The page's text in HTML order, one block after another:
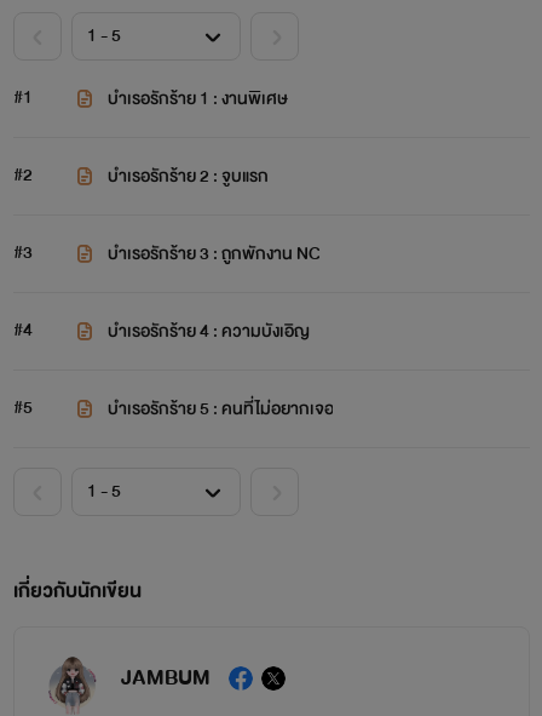
#1 บำเรอรักร้าย 1 : งานพิเศษ
#2 บำเรอรักร้าย 2 : จูบแรก
#3 บำเรอรักร้าย 3 : ถูกพักงาน NC
#4 บำเรอรักร้าย 4 : ความบังเอิญ
#5 บำเรอรักร้าย 5 : คนที่ไม่อยากเจอ
เกี่ยวกับนักเขียน
JAMBUM